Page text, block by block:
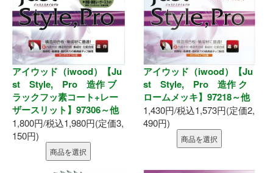
アイウッド（iwood）【Ju
st Style, Pro 造作 ブ
ラックフッ素コート+レー
ザースリット】97306～他
1,800円/税込1,980円(定価3,
150円)
商品を選択
アイウッド（iwood）【Ju
st Style, Pro 造作 ク
ロームメッキ】97218～他
1,430円/税込1,573円(定価2,
490円)
商品を選択